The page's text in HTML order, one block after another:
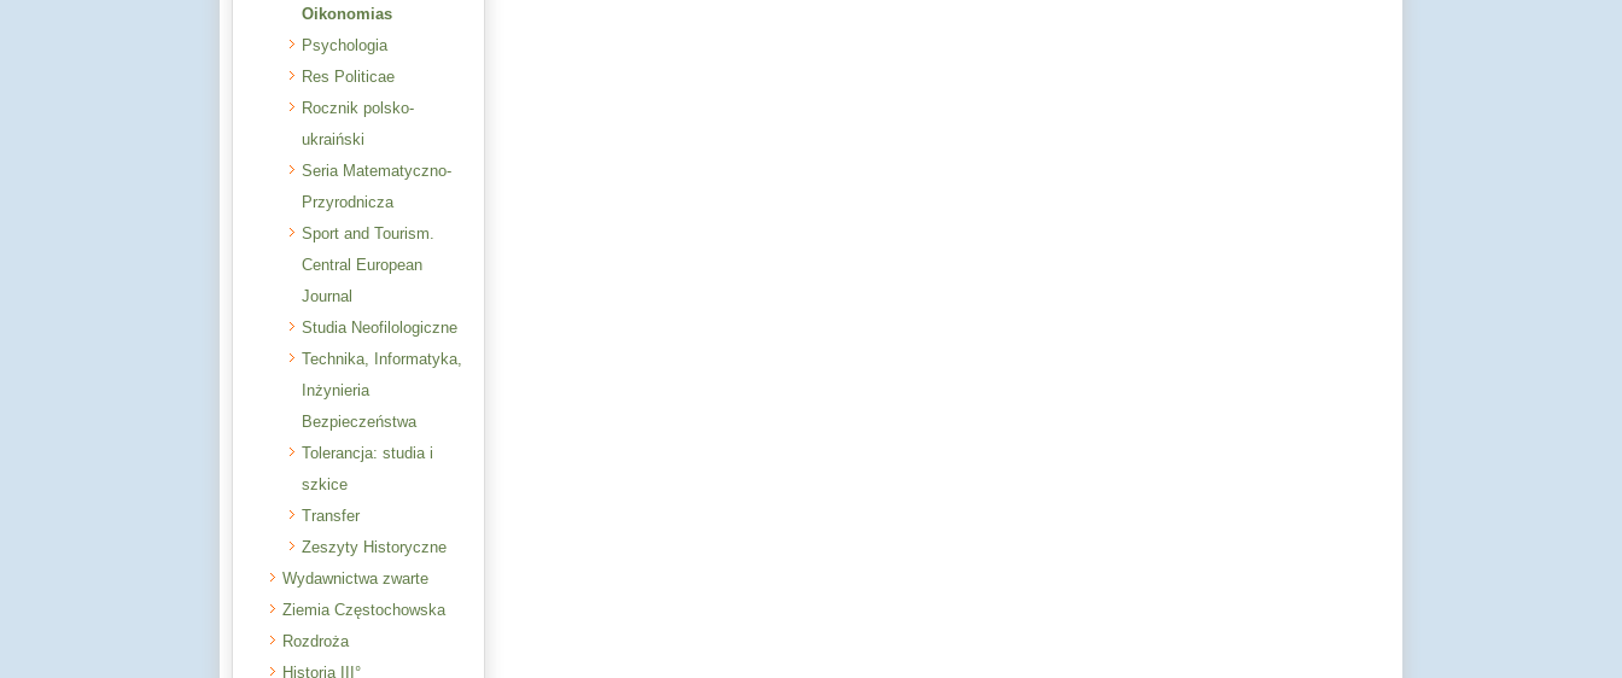
Oikonomias
Psychologia
Res Politicae
Rocznik polsko-
ukraiński
Seria Matematyczno-
Przyrodnicza
Sport and Tourism.
Central European
Journal
Studia Neofilologiczne
Technika, Informatyka,
Inżynieria
Bezpieczeństwa
Tolerancja: studia i
szkice
Transfer
Zeszyty Historyczne
Wydawnictwa zwarte
Ziemia Częstochowska
Rozdroża
Historia III°